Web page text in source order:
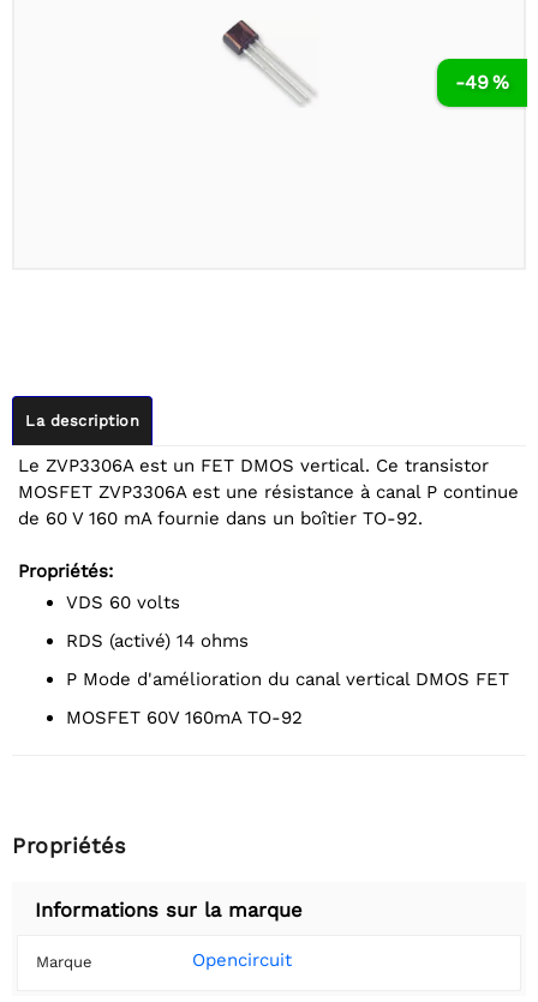
-49 %
La description
Le ZVP3306A est un FET DMOS vertical. Ce transistor
MOSFET ZVP3306A est une résistance à canal P continue
de 60 V 160 mA fournie dans un boîtier TO-92.
Propriétés:
VDS 60 volts
RDS (activé) 14 ohms
P Mode d'amélioration du canal vertical DMOS FET
MOSFET 60V 160mA TO-92
Propriétés
Informations sur la marque
Marque Opencircuit